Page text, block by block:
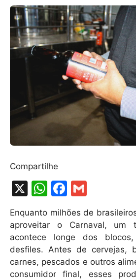
Compartilhe
X
W
at
s
A
p
F
a
c
e
b
o
m
ai
l
Enquanto milhões de
aproveitar o Carnaval, um
acontece longe dos
desfiles. Antes de cervejas,
carnes, pescados e outros
consumidor final, esses